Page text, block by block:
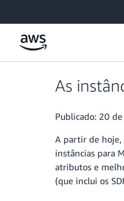
As
Publicado: 20
A partir de hoje,
instâncias para
atributos e
(que inclui os